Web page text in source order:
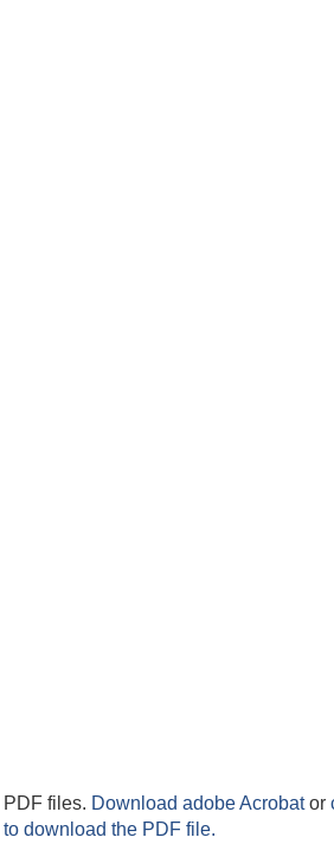
files. Download adobe Acrobator
download the PDF file.